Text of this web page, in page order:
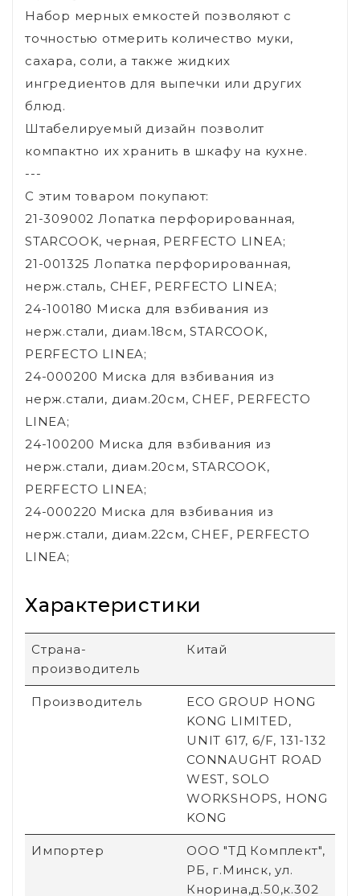
Набор мерных емкостей позволяют с
точностью отмерить количество муки,
сахара, соли, а также жидких
ингредиентов для выпечки или других
блюд.
Штабелируемый дизайн позволит
компактно их хранить в шкафу на кухне.
---
С этим товаром покупают:
21-309002 Лопатка перфорированная,
STARCOOK, черная, PERFECTO LINEA;
21-001325 Лопатка перфорированная,
нерж.сталь, CHEF, PERFECTO LINEA;
24-100180 Миска для взбивания из
нерж.стали, диам.18см, STARCOOK,
PERFECTO LINEA;
24-000200 Миска для взбивания из
нерж.стали, диам.20см, CHEF, PERFECTO
LINEA;
24-100200 Миска для взбивания из
нерж.стали, диам.20см, STARCOOK,
PERFECTO LINEA;
24-000220 Миска для взбивания из
нерж.стали, диам.22см, CHEF, PERFECTO
LINEA;
Характеристики
Страна-
производитель
Китай
Производитель
ECO GROUP HONG
KONG LIMITED,
UNIT 617, 6/F, 131-132
CONNAUGHT ROAD
WEST, SOLO
WORKSHOPS, HONG
KONG
Импортер
ООО "ТД Комплект",
РБ, г.Минск, ул.
Кнорина,д.50,к.302